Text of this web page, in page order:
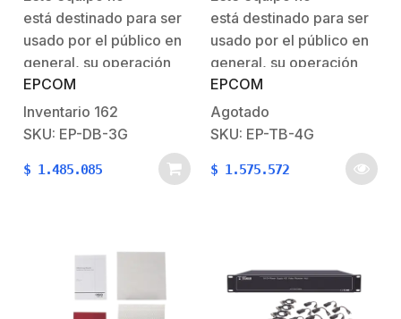
Operadores,
Dispositivos y
Tecnologías
Simultáneamente. Doble
banda. Mejora la señal
en interiores de Hasta
500 metros cuadrados.
está destinado para ser
usado por el público en
general, su operación
sólo está permitida
únicamente para
concesionarias que
autorización para el uso
competente, las
que operan estos
EPCOM
Inventario 162
SKU: EP-DB-3G
$ 1.485.085
Múltiples Operadores,
Dispositivos y
Tecnologías
Simultáneamente.
Tribanda. Mejora la
señal en interiores de
Hasta 500 metros
cuadrados.
está destinado para ser
usado por el público en
general, su operación
sólo está permitida
únicamente para
concesionarias que
autorización para el uso
personas
que operan estos
EPCOM
Agotado
SKU: EP-TB-4G
$ 1.575.572